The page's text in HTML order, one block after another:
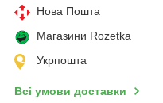
Нова Пошта
Магазини Rozetka
Укрпошта
Всі умови доставки